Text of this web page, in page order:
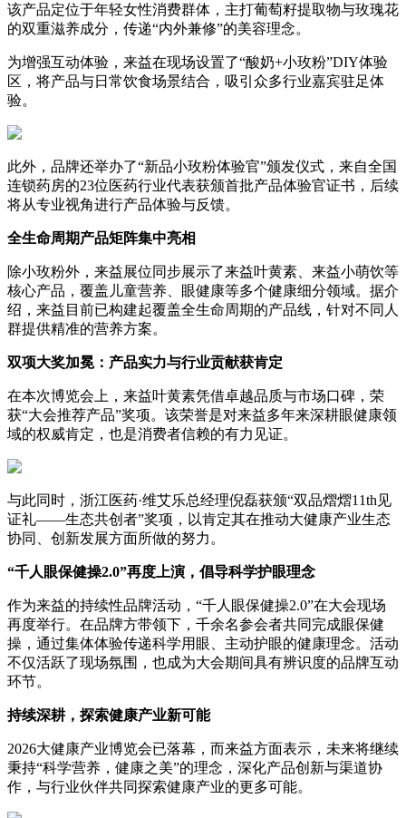
该产品定位于年轻女性消费群体，主打葡萄籽提取物与玫瑰花
的双重滋养成分，传递“内外兼修”的美容理念。
为增强互动体验，来益在现场设置了“酸奶+小玫粉”DIY体验
区，将产品与日常饮食场景结合，吸引众多行业嘉宾驻足体
验。
此外，品牌还举办了“新品小玫粉体验官”颁发仪式，来自全国
连锁药房的23位医药行业代表获颁首批产品体验官证书，后续
将从专业视角进行产品体验与反馈。
全生命周期产品矩阵集中亮相
除小玫粉外，来益展位同步展示了来益叶黄素、来益小萌饮等
核心产品，覆盖儿童营养、眼健康等多个健康细分领域。据介
绍，来益目前已构建起覆盖全生命周期的产品线，针对不同人
群提供精准的营养方案。
双项大奖加冕：产品实力与行业贡献获肯定
在本次博览会上，来益叶黄素凭借卓越品质与市场口碑，荣
获“大会推荐产品”奖项。该荣誉是对来益多年来深耕眼健康领
域的权威肯定，也是消费者信赖的有力见证。
与此同时，浙江医药·维艾乐总经理倪磊获颁“双品熠熠11th见
证礼——生态共创者”奖项，以肯定其在推动大健康产业生态
协同、创新发展方面所做的努力。
“千人眼保健操2.0”再度上演，倡导科学护眼理念
作为来益的持续性品牌活动，“千人眼保健操2.0”在大会现场
再度举行。在品牌方带领下，千余名参会者共同完成眼保健
操，通过集体体验传递科学用眼、主动护眼的健康理念。活动
不仅活跃了现场氛围，也成为大会期间具有辨识度的品牌互动
环节。
持续深耕，探索健康产业新可能
2026大健康产业博览会已落幕，而来益方面表示，未来将继续
秉持“科学营养，健康之美”的理念，深化产品创新与渠道协
作，与行业伙伴共同探索健康产业的更多可能。